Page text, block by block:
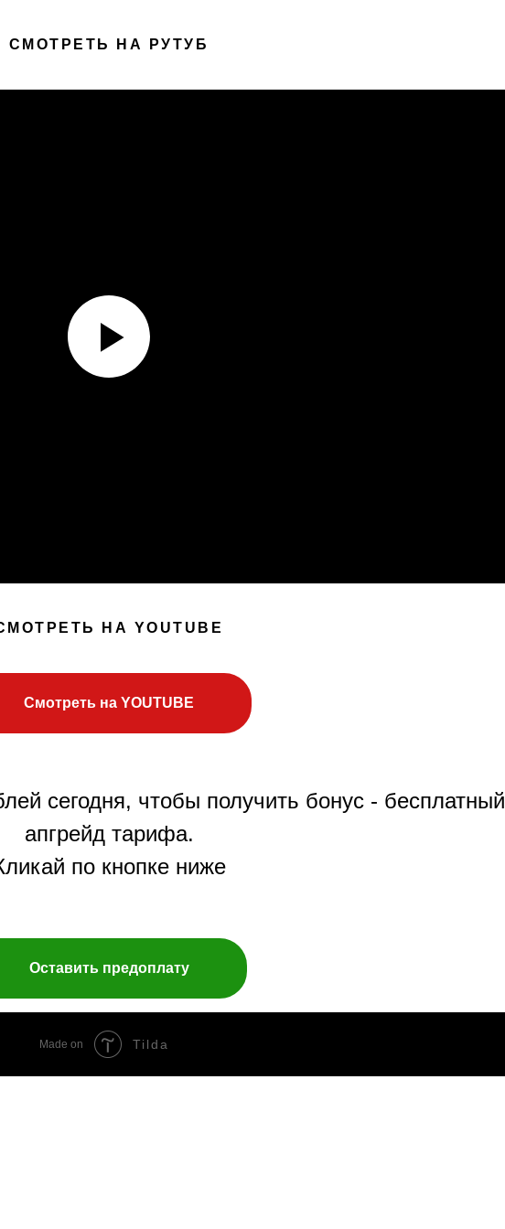
СМОТРЕТЬ НА РУТУБ
НА YOUTUBE
Смотреть на YOUTUBE
сегодня, чтобы получить бонус - бесплатный
апгрейд тарифа.
по кнопке ниже
Оставить предоплату
Made on Tilda